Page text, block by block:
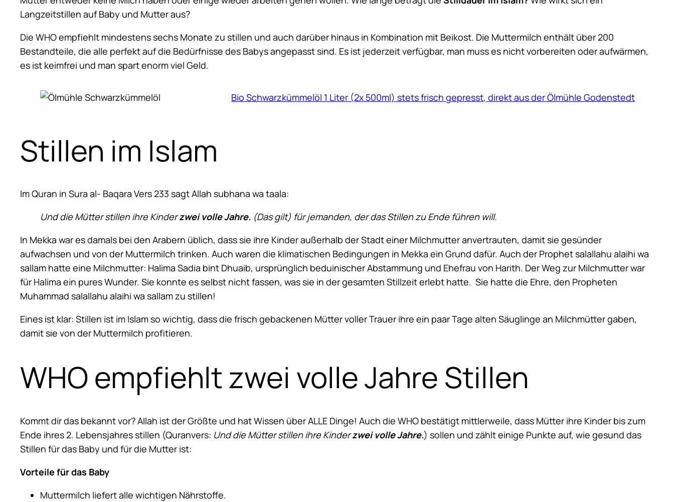
Langzeitstillen auf Baby und Mutter aus?
Die WHO empfiehlt mindestens sechs Monate zu stillen und auch darüber hinaus in Kombination mit Beikost. Die Muttermilch enthält über 200
Bestandteile, die alle perfekt auf die Bedürfnisse des Babys angepasst sind. Es ist jederzeit verfügbar, man muss es nicht vorbereiten oder aufwärmen,
es ist keimfrei und man spart enorm viel Geld.
Bio Schwarzkümmelöl 1 Liter (2x 500ml) stets frisch gepresst, direkt aus der Ölmühle Godenstedt
Stillen im Islam
Im Quran in Sura al- Baqara Vers 233 sagt Allah subhana wa taala:
Und die Mütter stillen ihre Kinderzwei volleJahre. (Das gilt) für jemanden, der das Stillen zu Ende führen will.
In Mekka war es damals bei den Arabern üblich, dass sie ihre Kinder außerhalb der Stadt einer Milchmutter anvertrauten, damit sie gesünder
aufwachsen und von der Muttermilch trinken. Auch waren die klimatischen Bedingungen in Mekka ein Grund dafür. Auch der Prophet salallahu alaihi wa
sallam hatte eine Milchmutter: Halima Sadia bint Dhuaib, ursprünglich beduinischer Abstammung und Ehefrau von Harith. Der Weg zur Milchmutter war
für Halima ein pures Wunder. Sie konnte es selbst nicht fassen, was sie in der gesamten Stillzeit erlebt hatte. Sie hatte die Ehre, den Propheten
Muhammad salallahu alaihi wa sallam zu stillen!
Eines ist klar: Stillen ist im Islam so wichtig, dass die frisch gebackenen Mütter voller Trauer ihre ein paar Tage alten Säuglinge an Milchmütter gaben,
damit sie von der Muttermilch profitieren.
WHO empfiehlt zwei volle Jahre Stillen
Kommt dir das bekannt vor? Allah ist der Größte und hat Wissen über ALLE Dinge! Auch die WHO bestätigt mittlerweile, dass Mütter ihre Kinder bis zum
Ende ihres 2. Lebensjahres stillen (Quranvers: Und die Mütter stillen ihre Kinderzwei volleJahre.) sollen und zählt einige Punkte auf, wie gesund das
Stillen für das Baby und für die Mutter ist:
Vorteile für das Baby
Muttermilch liefert alle wichtigen Nährstoffe.